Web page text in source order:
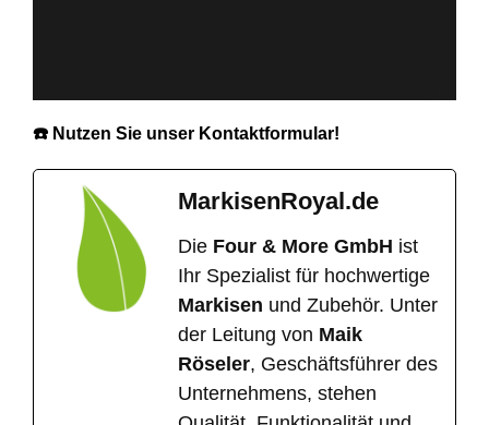
☎️ Nutzen Sie unser Kontaktformular!
MarkisenRoyal.de
Die Four & More GmbH ist
Ihr Spezialist für hochwertige
Markisen und Zubehör. Unter
der Leitung von Maik
Röseler, Geschäftsführer des
Unternehmens, stehen